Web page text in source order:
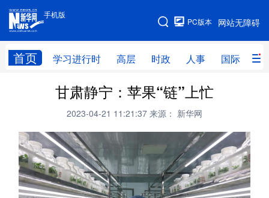
手机版
网站无障碍
PC版本
首页 学习进行时 高层 时政 人事 国际 财
手机版
网站地图
学习进行时 高层 时政
财经 网评
台湾 思客智库 教育
科技 科创 量子 体育
文化 书画 健康 军事
甘肃静宁：苹果“链”上忙
2023-04-21 11:21:37 来源： 新华网